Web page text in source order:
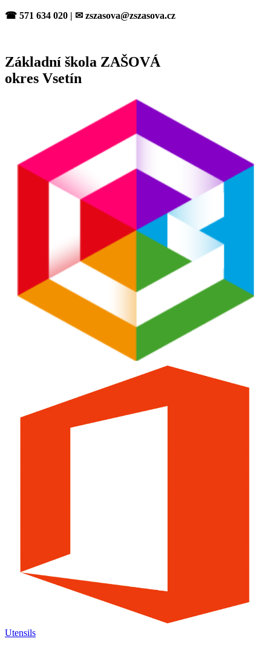
Přejít
☎ 571 634 020 | ✉ zszasova@zszasova.cz
Základní škola ZAŠOVÁ
okres Vsetín
Utensils